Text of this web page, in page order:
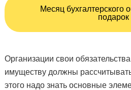
Месяц бухгалтерского
подарок
Организации свои
имуществу должны
этого надо знать основные